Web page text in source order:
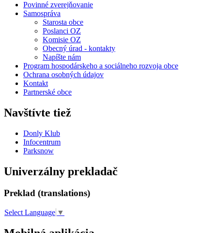
Povinné zverejňovanie
Samospráva
Starosta obce
Poslanci OZ
Komisie OZ
Obecný úrad - kontakty
Napíšte nám
Program hospodárskeho a sociálneho rozvoja obce
Ochrana osobných údajov
Kontakt
Partnerské obce
Navštívte tiež
Donly Klub
Infocentrum
Parksnow
Univerzálny prekladač
Preklad (translations)
Select Language ▼